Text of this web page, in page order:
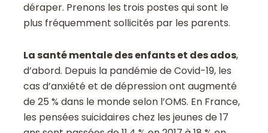
déraper. Prenons les trois postes qui sont le
plus fréquemment sollicités par les parents.
La santé mentale des enfants et des ados,
d’abord. Depuis la pandémie de Covid-19, les
cas d’anxiété et de dépression ont augmenté
de 25 % dans le monde selon l’OMS. En France,
les pensées suicidaires chez les jeunes de 17